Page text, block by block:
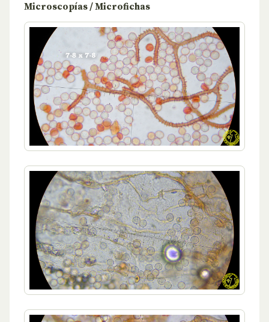
Microscopías / Microfichas